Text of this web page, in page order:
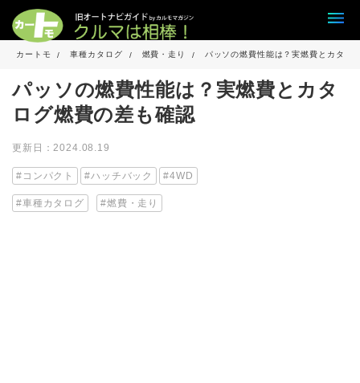
カートモ 車種カタログ 燃費・走り パッソの燃費性能は？実燃費とカタロ
パッソの燃費性能は？実燃費とカタ
ログ燃費の差も確認
更新日：2024.08.19
コンパクト ハッチバック 4WD
車種カタログ 燃費・走り